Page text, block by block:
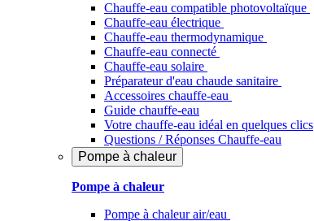
Chauffe-eau compatible photovoltaïque
Chauffe-eau électrique
Chauffe-eau thermodynamique
Chauffe-eau connecté
Chauffe-eau solaire
Préparateur d'eau chaude sanitaire
Accessoires chauffe-eau
Guide chauffe-eau
Votre chauffe-eau idéal en quelques clics
Questions / Réponses Chauffe-eau
Pompe à chaleur
Pompe à chaleur
Pompe à chaleur air/eau